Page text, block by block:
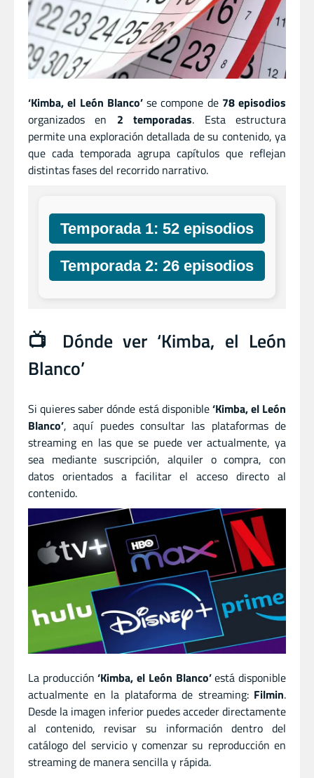
‘Kimba, el León Blanco’se compone de 78 episodios
organizados en 2 temporadas. Esta estructura
permite una exploración detallada de su contenido, ya
que cada temporada agrupa capítulos que reflejan
distintas fases del recorrido narrativo.
Temporada 1: 52 episodios
Temporada 2: 26 episodios
📺 Dónde ver ‘Kimba, el León
Blanco’
Si quieres saber dónde está disponible‘Kimba, el León
Blanco’, aquí puedes consultar las plataformas de
streaming en las que se puede ver actualmente, ya
sea mediante suscripción, alquiler o compra, con
datos orientados a facilitar el acceso directo al
contenido.
La producción‘Kimba, el León Blanco’está disponible
actualmente en la plataforma de streaming: Filmin.
Desde la imagen inferior puedes acceder directamente
al contenido, revisar su información dentro del
catálogo del servicio y comenzar su reproducción en
streaming de manera sencilla y rápida.